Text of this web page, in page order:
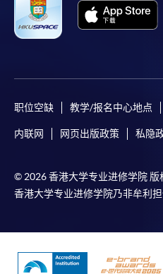
职位空缺 教学/报名中心地点
内联网 网页出版政策 私隐
© 2026 香港大学专业进修学院 版
香港大学专业进修学院乃非牟利